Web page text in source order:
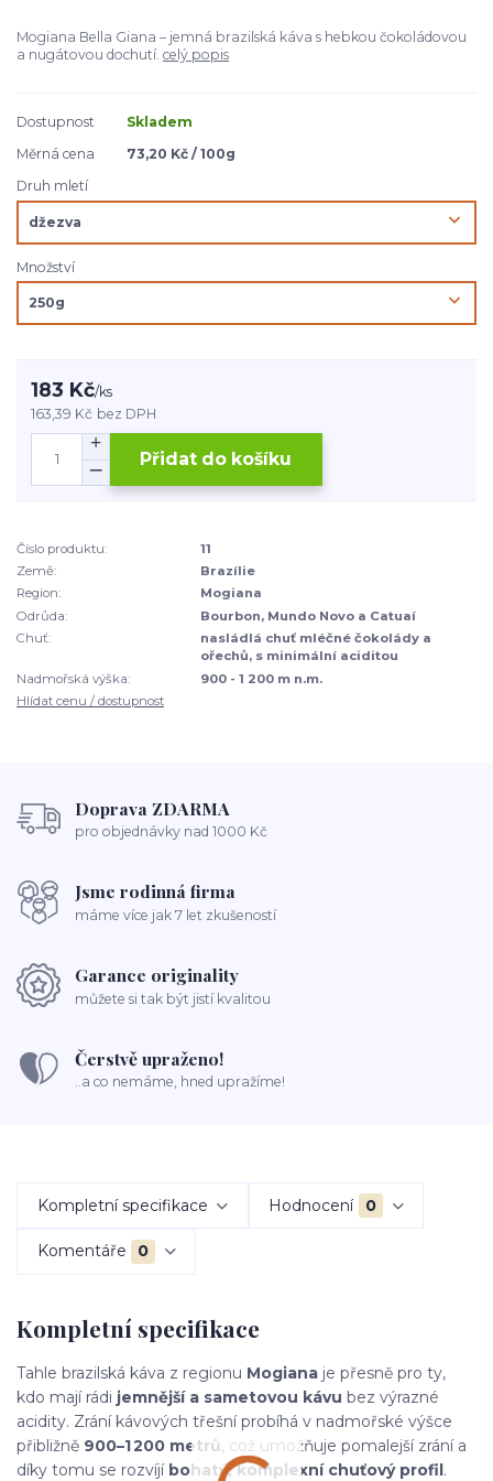
Mogiana Bella Giana – jemná brazilská káva s hebkou čokoládovou
a nugátovou dochutí. celý popis
Dostupnost
Skladem
Měrná cena
73,20 Kč / 100g
Druh mletí
Množství
183 Kč/ks
163,39 Kč bez DPH
Přidat do košíku
Číslo produktu:
11
Země:
Brazílie
Region:
Mogiana
Odrůda:
Bourbon, Mundo Novo a Catuaí
Chuť:
nasládlá chuť mléčné čokolády a
ořechů, s minimální aciditou
Nadmořská výška:
900 - 1 200 m n.m.
Hlídat cenu / dostupnost
Doprava ZDARMA
pro objednávky nad 1000 Kč
Jsme rodinná firma
máme více jak 7 let zkušeností
Garance originality
můžete si tak být jistí kvalitou
Čerstvě upraženo!
..a co nemáme, hned upražíme!
Kompletní specifikace Hodnocení 0
Komentáře 0
Kompletní specifikace
Tahle brazilská káva z regionu Mogiana je přesně pro ty,
kdo mají rádi jemnější a sametovou kávu bez výrazné
acidity. Zrání kávových třešní probíhá v nadmořské výšce
přibližně 900–1 200 metrů, což umožňuje pomalejší zrání a
díky tomu se rozvíjí bohatý, komplexní chuťový profil .